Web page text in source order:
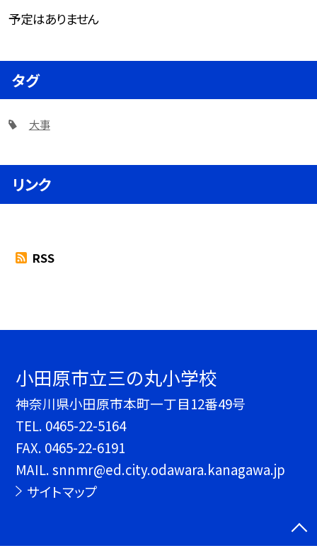
予定はありません
タグ
大事
リンク
RSS
小田原市立三の丸小学校
神奈川県小田原市本町一丁目12番49号
TEL. 0465-22-5164
FAX. 0465-22-6191
MAIL. snnmr@ed.city.odawara.kanagawa.jp
サイトマップ